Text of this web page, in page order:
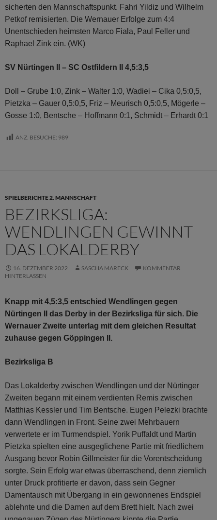
sicherten den Mannschaftspunkt. Fahri Yildiz und Wilhelm
Petkof remisierten. Die Wernauer Erfolge zum 4:4
Unentschieden heimsten Marco Fiala, Paul Feller und
Raphael Zink ein. (WK)
SV Nürtingen II – SC Ostfildern II 4,5:3,5
Doll – Grube 1:0, Zink – Walter 1:0, Wadiei – Cika 0,5:0,5,
Pietzka – Gauer 0,5:0,5, Friz – Meurisch 0,5:0,5, Mögerle –
Gosse 1:0, Bentsche – Hoffmann 0:1, Schmidt – Erhardt 0:1
ANZ. BESUCHE: 989
SPIELBERICHTE 2. MANNSCHAFT
BEZIRKSLIGA:
WENDLINGEN GEWINNT
DAS LOKALDERBY
16. DEZEMBER 2022 SASCHA MARECK
KOMMENTAR
HINTERLASSEN
Knapp mit 4,5:3,5 entschied Wendlingen gegen
Nürtingen II das Derby in der Bezirksliga für sich. Die
Wernauer Zweite unterlag mit dem gleichen Resultat
zuhause gegen Göppingen II.
Bezirksliga B
Das Lokalderby zwischen Wendlingen und der Nürtinger
Zweiten begann mit einem verdienten Remis zwischen
Matthias Kessler und Tim Bentsche. Eugen Pelezki brachte
dann Wendlingen in Front. Seine zwei Mehrbauern
verwertete er im Turmendspiel. Yorik Puffaldt und Martin
Pietzka spielten eine ausgeglichene Partie mit friedlichem
Ausgang bevor Robin Gillmeister für die Vorentscheidung
sorgte. Sein Erfolg war etwas überraschend, denn ziemlich
unter Druck profitierte er davon, dass sein Gegner
Damentausch mit Übergang in ein gewonnenes Endspiel
ablehnte und die Damen auf dem Brett hielt. Nach zwei